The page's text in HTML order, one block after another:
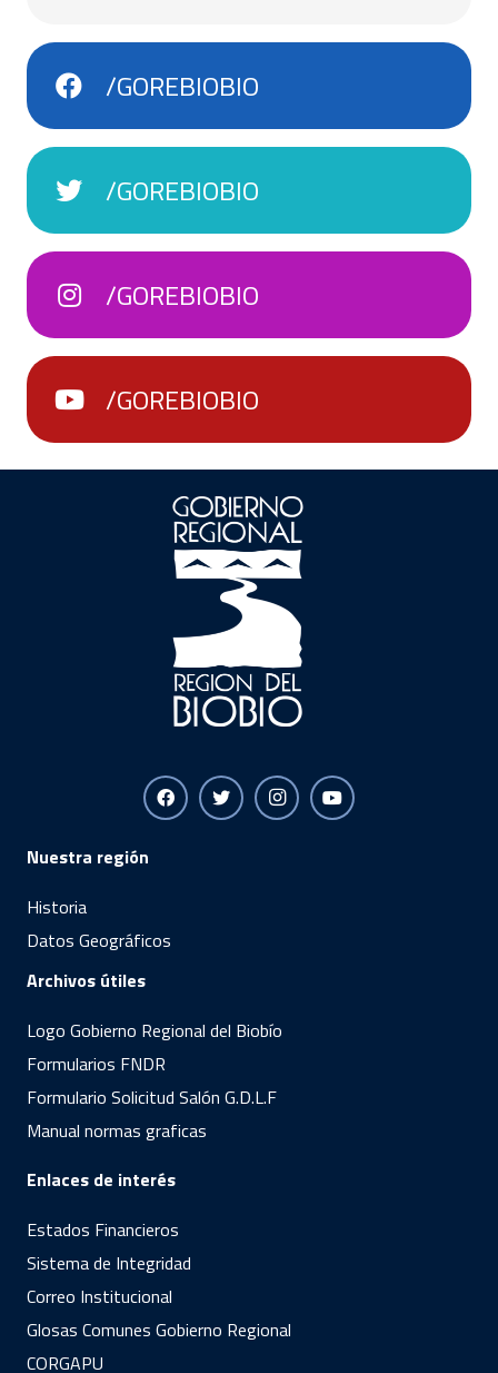
/GOREBIOBIO
/GOREBIOBIO
/GOREBIOBIO
/GOREBIOBIO
Nuestra región
Historia
Datos Geográficos
Archivos útiles
Logo Gobierno Regional del Biobío
Formularios FNDR
Formulario Solicitud Salón G.D.L.F
Manual normas graficas
Enlaces de interés
Estados Financieros
Sistema de Integridad
Correo Institucional
Glosas Comunes Gobierno Regional
CORGAPU